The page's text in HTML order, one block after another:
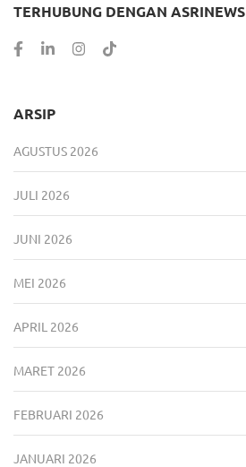
TERHUBUNG DENGAN ASRINEWS
ARSIP
AGUSTUS 2026
JULI 2026
JUNI 2026
MEI 2026
APRIL 2026
MARET 2026
FEBRUARI 2026
JANUARI 2026